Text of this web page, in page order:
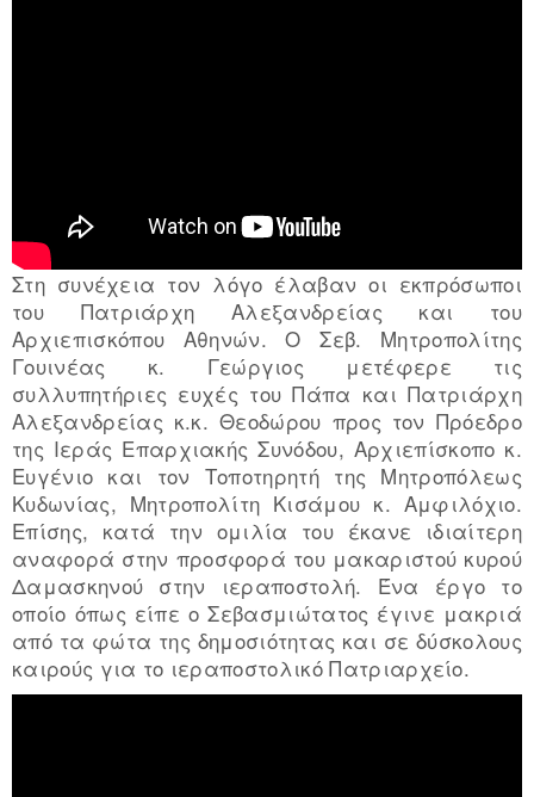
Στη συνέχεια τον λόγο έλαβαν οι εκπρόσωποι
του Πατριάρχη Αλεξανδρείας και του
Αρχιεπισκόπου Αθηνών. Ο Σεβ. Μητροπολίτης
Γουινέας κ. Γεώργιος μετέφερε τις
συλλυπητήριες ευχές του Πάπα και Πατριάρχη
Αλεξανδρείας κ.κ. Θεοδώρου προς τον Πρόεδρο
της Ιεράς Επαρχιακής Συνόδου, Αρχιεπίσκοπο κ.
Ευγένιο και τον Τοποτηρητή της Μητροπόλεως
Κυδωνίας, Μητροπολίτη Κισάμου κ. Αμφιλόχιο.
Επίσης, κατά την ομιλία του έκανε ιδιαίτερη
αναφορά στην προσφορά του μακαριστού κυρού
Δαμασκηνού στην ιεραποστολή. Ένα έργο το
οποίο όπως είπε ο Σεβασμιώτατος έγινε μακριά
από τα φώτα της δημοσιότητας και σε δύσκολους
καιρούς για το ιεραποστολικό Πατριαρχείο.